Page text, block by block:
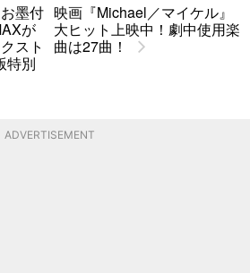
墨付
が
スト
特別
映画『Michael／マイケル』
大ヒット上映中！劇中使用楽
曲は27曲！
ADVERTISEMENT